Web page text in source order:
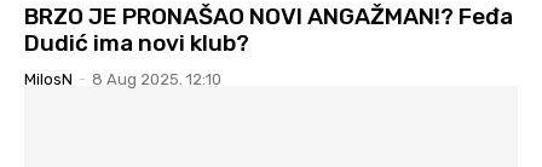
BRZO JE PRONAŠAO NOVI ANGAŽMAN!? Feđa
Dudić ima novi klub?
MilosN - 8 Aug 2025. 12:10